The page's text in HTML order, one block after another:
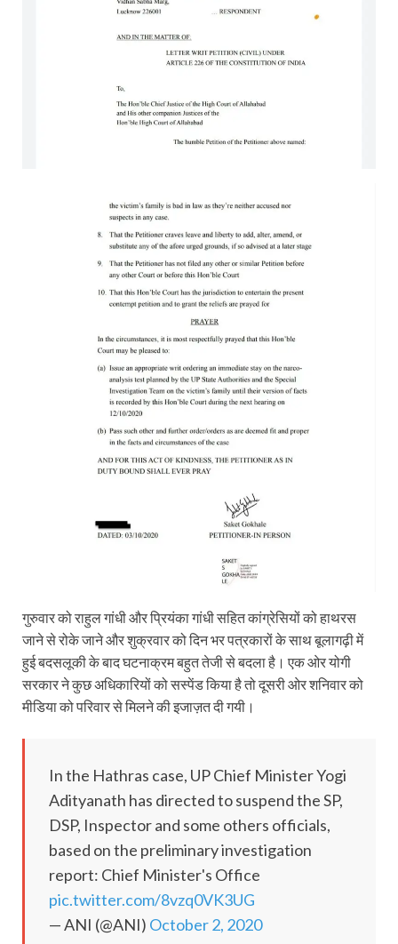
गुरुवार को राहुल गांधी और प्रियंका गांधी सहित कांग्रेसियों को हाथरस
जाने से रोके जाने और शुक्रवार को दिन भर पत्रकारों के साथ बूलागढ़ी में
हुई बदसलूकी के बाद घटनाक्रम बहुत तेजी से बदला है। एक ओर योगी
सरकार ने कुछ अधिकारियों को सस्‍पेंड किया है तो दूसरी ओर शनिवार को
मीडिया को परिवार से मिलने की इजाज़त दी गयी।
In the Hathras case, UP Chief Minister Yogi
Adityanath has directed to suspend the SP,
DSP, Inspector and some others officials,
based on the preliminary investigation
report: Chief Minister's Office
pic.twitter.com/8vzq0VK3UG
— ANI (@ANI) October 2, 2020